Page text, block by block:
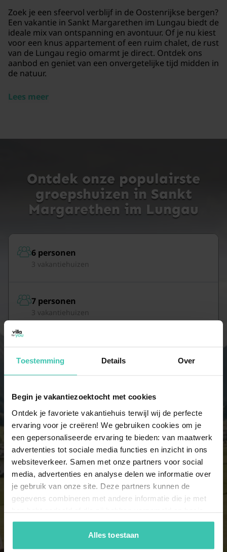
Toestemming Details Over
Begin je vakantiezoektocht met cookies
Ontdek je favoriete vakantiehuis terwijl wij de perfecte
ervaring voor je creëren! We gebruiken cookies om je
een gepersonaliseerde ervaring te bieden: van maatwerk
advertenties tot sociale media functies en inzicht in ons
websiteverkeer. Samen met onze partners voor social
media, advertenties en analyse delen we informatie over
je gebruik van onze site. Deze partners kunnen de
gegevens combineren met andere informatie die je met
hen hebt gedeeld of die zij hebben verzameld op basis
van je gebruik van hun diensten. Zo zorgen we ervoor dat
jouw vakantiezoektocht soepel en op maat verloopt!
Alles toestaan
Zoek je een sfeervol verblijf in de Oostenrijkse bergen?
Een vakantie in Sankt Margarethen im Lungau biedt de
ideale mix van ontspanning en avontuur. Of je nu kiest
voor een knus appartement of een ruim chalet, de rust
van de Lungau regio omarmt je direct. Ontdek ons
aanbod en geniet van een onvergetelijke tijd midden in
de natuur.
Lees meer
Ontdek onze populairste
groepshuizen in Sankt
Margarethen im Lungau
6 personen
3 vakantiehuizen
7 personen
3 vakantiehuizen
8 personen
2 vakantiehuizen
9 personen
2 vakantiehuizen
10 personen
2 vakantiehuizen
11 personen